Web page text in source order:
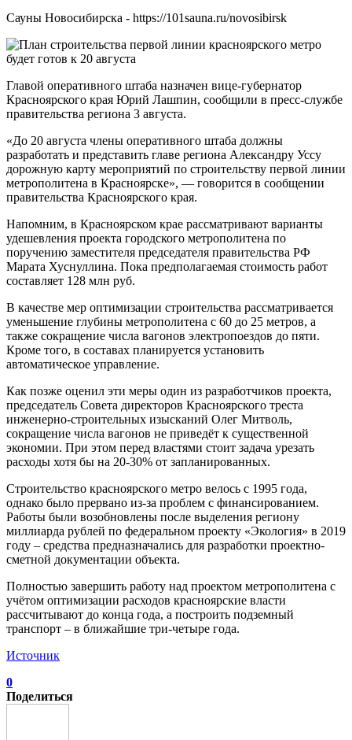
Сауны Новосибирска - https://101sauna.ru/novosibirsk
Главой оперативного штаба назначен вице-губернатор
Красноярского края Юрий Лашпин, сообщили в пресс-службе
правительства региона 3 августа.
«До 20 августа члены оперативного штаба должны
разработать и представить главе региона Александру Уссу
дорожную карту мероприятий по строительству первой линии
метрополитена в Красноярске», — говорится в сообщении
правительства Красноярского края.
Напомним, в Красноярском крае рассматривают варианты
удешевления проекта городского метрополитена по
поручению заместителя председателя правительства РФ
Марата Хуснуллина. Пока предполагаемая стоимость работ
составляет 128 млн руб.
В качестве мер оптимизации строительства рассматривается
уменьшение глубины метрополитена с 60 до 25 метров, а
также сокращение числа вагонов электропоездов до пяти.
Кроме того, в составах планируется установить
автоматическое управление.
Как позже оценил эти меры один из разработчиков проекта,
председатель Совета директоров Красноярского треста
инженерно-строительных изысканий Олег Митволь,
сокращение числа вагонов не приведёт к существенной
экономии. При этом перед властями стоит задача урезать
расходы хотя бы на 20-30% от запланированных.
Строительство красноярского метро велось с 1995 года,
однако было прервано из-за проблем с финансированием.
Работы были возобновлены после выделения региону
миллиарда рублей по федеральном проекту «Экология» в 2019
году – средства предназначались для разработки проектно-
сметной документации объекта.
Полностью завершить работу над проектом метрополитена с
учётом оптимизации расходов красноярские власти
рассчитывают до конца года, а построить подземный
транспорт – в ближайшие три-четыре года.
Источник
0
Поделиться